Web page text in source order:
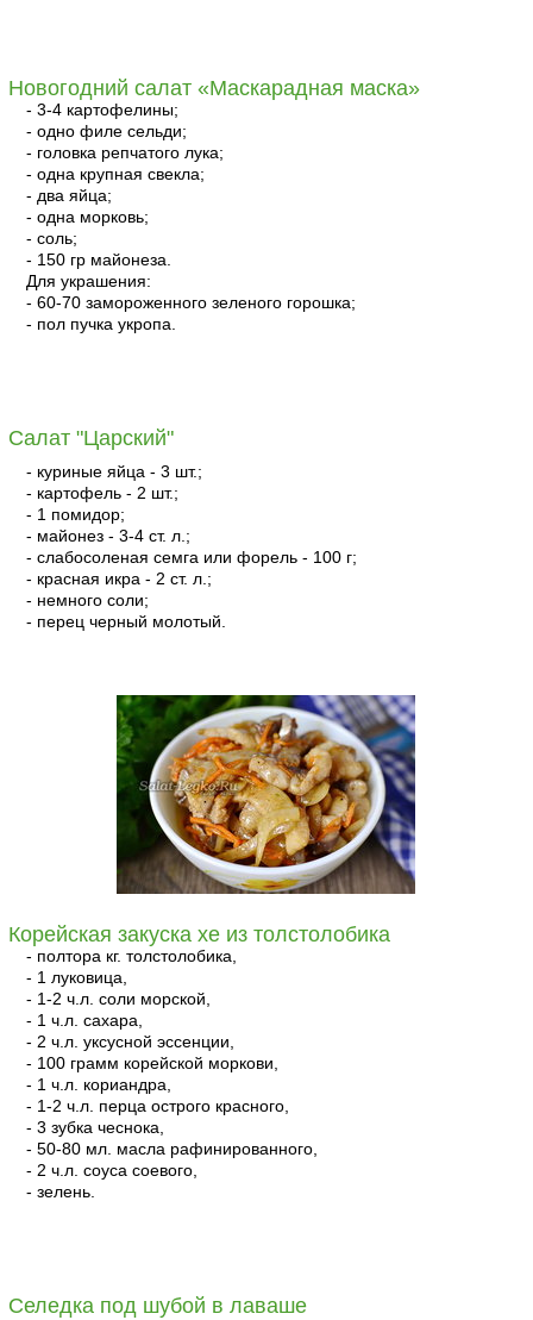
Новогодний салат «Маскарадная маска»
- 3-4 картофелины;
- одно филе сельди;
- головка репчатого лука;
- одна крупная свекла;
- два яйца;
- одна морковь;
- соль;
- 150 гр майонеза.
Для украшения:
- 60-70 замороженного зеленого горошка;
- пол пучка укропа.
Салат "Царский"
- куриные яйца - 3 шт.;
- картофель - 2 шт.;
- 1 помидор;
- майонез - 3-4 ст. л.;
- слабосоленая семга или форель - 100 г;
- красная икра - 2 ст. л.;
- немного соли;
- перец черный молотый.
Корейская закуска хе из толстолобика
- полтора кг. толстолобика,
- 1 луковица,
- 1-2 ч.л. соли морской,
- 1 ч.л. сахара,
- 2 ч.л. уксусной эссенции,
- 100 грамм корейской моркови,
- 1 ч.л. кориандра,
- 1-2 ч.л. перца острого красного,
- 3 зубка чеснока,
- 50-80 мл. масла рафинированного,
- 2 ч.л. соуса соевого,
- зелень.
Селедка под шубой в лаваше